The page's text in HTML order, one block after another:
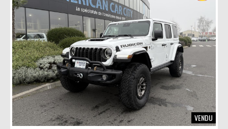
VENDU